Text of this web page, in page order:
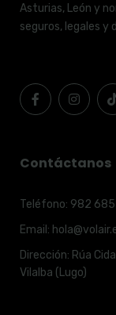
Asturias, León y
seguros, legales y
Contáctanos
Teléfono: 982
Email:
Dirección: Rúa
Vilalba (Lugo)